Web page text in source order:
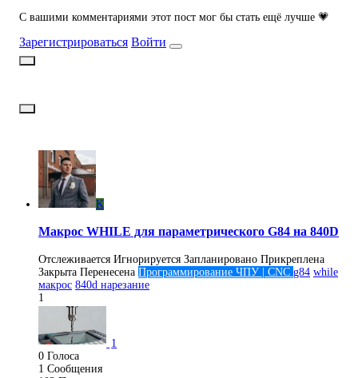
С вашими комментариями этот пост мог бы стать ещё лучше 💗
Зарегистрироваться Войти
K
Макрос WHILE для параметрического G84 на 840D
Отслеживается Игнорируется Запланировано Прикреплена
Закрыта Перенесена Программирование ЧПУ | CNC g84 while
макрос 840d нарезание
1
1
0 Голоса
1 Сообщения